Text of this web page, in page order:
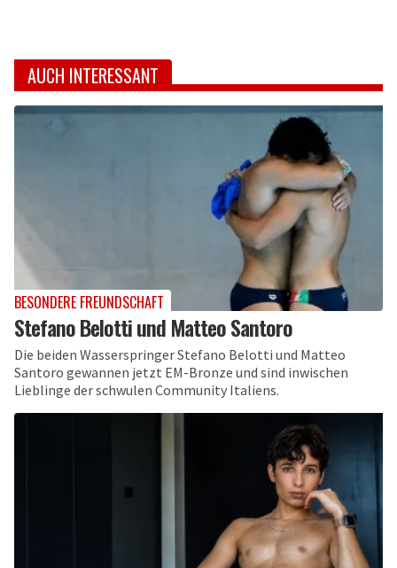
AUCH INTERESSANT
BESONDERE FREUNDSCHAFT
Stefano Belotti und Matteo Santoro
Die beiden Wasserspringer Stefano Belotti und Matteo
Santoro gewannen jetzt EM-Bronze und sind inwischen
Lieblinge der schwulen Community Italiens.